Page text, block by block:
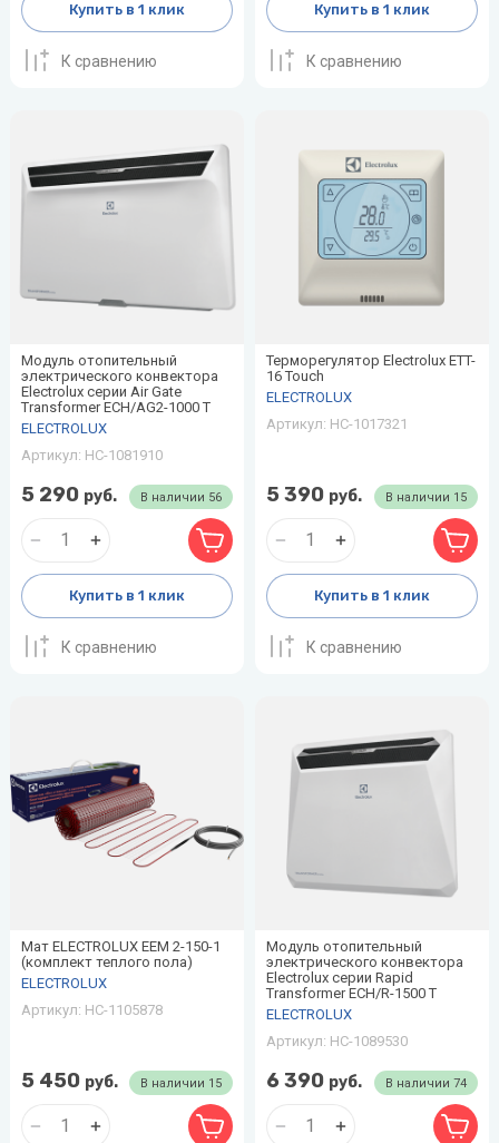
Купить в 1 клик
К сравнению
Купить в 1 клик
К сравнению
Модуль отопительный
электрического конвектора
Electrolux серии Air Gate
Transformer ECH/AG2-1000 T
ELECTROLUX
Артикул: НС-1081910
В наличии 56
5 290 руб.
Купить в 1 клик
К сравнению
Терморегулятор Electrolux ETT-
16 Touch
ELECTROLUX
Артикул: НС-1017321
В наличии 15
5 390 руб.
Купить в 1 клик
К сравнению
Мат ELECTROLUX EEM 2-150-1
(комплект теплого пола)
ELECTROLUX
Артикул: НС-1105878
В наличии 15
5 450 руб.
Модуль отопительный
электрического конвектора
Electrolux серии Rapid
Transformer ECH/R-1500 T
ELECTROLUX
Артикул: НС-1089530
В наличии 74
6 390 руб.